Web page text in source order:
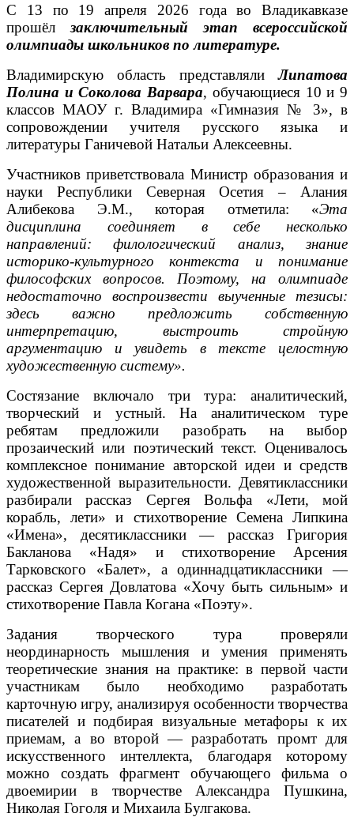
С 13 по 19 апреля 2026 года во Владикавказе
прошёлзаключительный этап всероссийской
олимпиады школьников по литературе.
Владимирскую область представлялиЛипатова
Полина и Соколова Варвара, обучающиеся 10 и 9
классов МАОУ г. Владимира «Гимназия № 3», в
сопровождении учителя русского языка и
литературы Ганичевой Натальи Алексеевны.
Участников приветствовала Министр образования и
науки Республики Северная Осетия – Алания
Алибекова Э.М., которая отметила: «Эта
дисциплина соединяет в себе несколько
направлений: филологический анализ, знание
историко-культурного контекста и понимание
философских вопросов. Поэтому, на олимпиаде
недостаточно воспроизвести выученные тезисы:
здесь важно предложить собственную
интерпретацию, выстроить стройную
аргументацию и увидеть в тексте целостную
художественную систему».
Состязание включало три тура: аналитический,
творческий и устный. На аналитическом туре
ребятам предложили разобрать на выбор
прозаический или поэтический текст. Оценивалось
комплексное понимание авторской идеи и средств
художественной выразительности. Девятиклассники
разбирали рассказ Сергея Вольфа «Лети, мой
корабль, лети» и стихотворение Семена Липкина
«Имена», десятиклассники — рассказ Григория
Бакланова «Надя» и стихотворение Арсения
Тарковского «Балет», а одиннадцатиклассники —
рассказ Сергея Довлатова «Хочу быть сильным» и
стихотворение Павла Когана «Поэту».
Задания творческого тура проверяли
неординарность мышления и умения применять
теоретические знания на практике: в первой части
участникам было необходимо разработать
карточную игру, анализируя особенности творчества
писателей и подбирая визуальные метафоры к их
приемам, а во второй — разработать промт для
искусственного интеллекта, благодаря которому
можно создать фрагмент обучающего фильма о
двоемирии в творчестве Александра Пушкина,
Николая Гоголя и Михаила Булгакова.